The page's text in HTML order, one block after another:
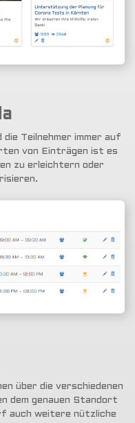
Teilnehmer immer auf
von Einträgen ist es
zu erleichtern oder
über die verschiedenen
dem genauen Standort
auch weitere nützliche